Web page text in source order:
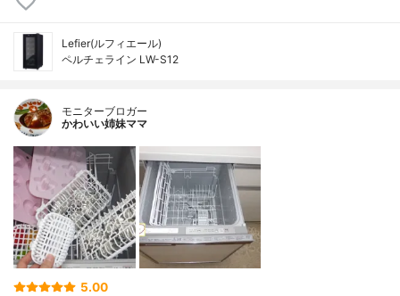
Lefier(ルフィエール)
ペルチェライン LW-S12
モニターブロガー
かわいい姉妹ママ
5.00